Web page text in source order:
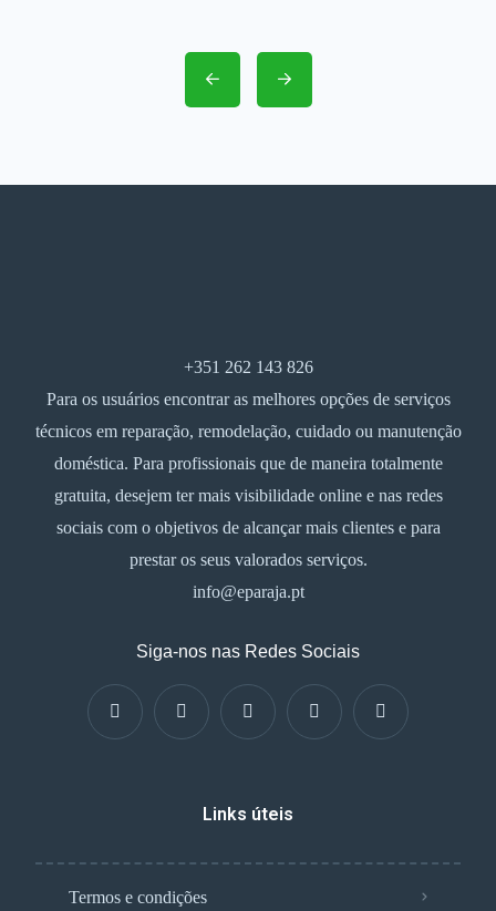
+351 262 143 826
Para os usuários encontrar as melhores opções de serviços
técnicos em reparação, remodelação, cuidado ou manutenção
doméstica. Para profissionais que de maneira totalmente
gratuita, desejem ter mais visibilidade online e nas redes
sociais com o objetivos de alcançar mais clientes e para
prestar os seus valorados serviços.
info@eparaja.pt
Siga-nos nas Redes Sociais
Links úteis
Termos e condições